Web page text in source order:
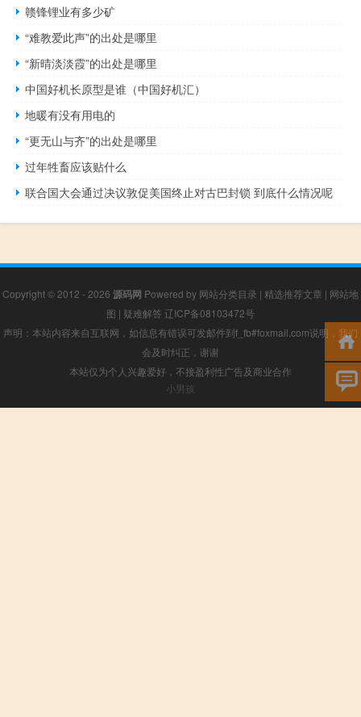
赣锋锂业有多少矿
“难教爱此声”的出处是哪里
“新晴淡淡霞”的出处是哪里
中国好机长原型是谁（中国好机汇）
地暖有没有用电的
“更无山与齐”的出处是哪里
过年牲畜应该贴什么
联合国大会通过决议敦促美国终止对古巴封锁 到底什么情况呢
Copyright © 2012 - 2026 源码网 Powered by 网站分类目录 | 精选推荐文章 | 网站地
图 | 疑难解答 辽ICP备08103472号
声明：本站内容来自互联网，如信息有错误可发邮件到f_fb#foxmail.com说明，我们
会及时纠正，谢谢
本站仅为个人兴趣爱好，不接盈利性广告及商业合作
小男孩